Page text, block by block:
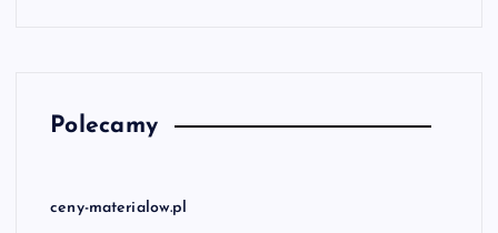
Polecamy
ceny-materialow.pl